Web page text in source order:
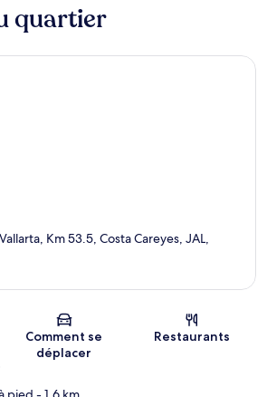
quartier
Km 53.5, Costa Careyes, JAL,
Comment se
déplacer
Restaurants